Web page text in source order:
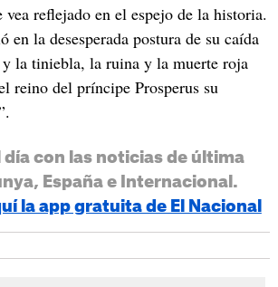
vea reflejado en el espejo de la historia.
en la desesperada postura de su caída
tiniebla, la ruina y la muerte roja
reino del príncipe Prosperus su
día con las noticias de última
España e Internacional.
la app gratuita de El Nacional